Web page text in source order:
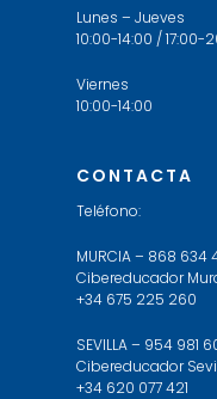
Lunes – Jueves
10:00-14:00 / 17:00-
Viernes
10:00-14:00
CONTACTA
Teléfono:
MURCIA – 868 634
Cibereducador
+34 675 225 260
SEVILLA – 954 981
Cibereducador
+34 620 077 421